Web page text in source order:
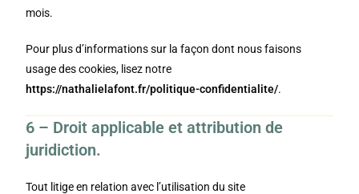
mois.
Pour plus d’informations sur la façon dont nous faisons
usage des cookies, lisez notre
https://nathalielafont.fr/politique-confidentialite/.
6 – Droit applicable et attribution de
juridiction.
Tout litige en relation avec l’utilisation du site